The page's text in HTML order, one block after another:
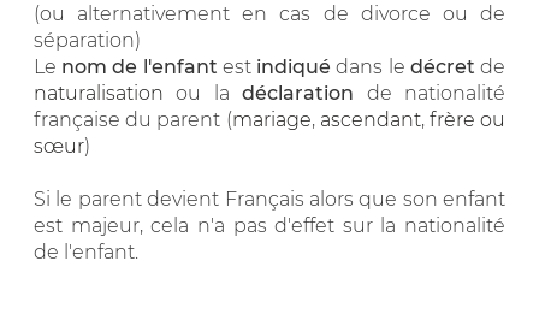
(ou alternativement en cas de divorce ou de
séparation)
Le nom de l'enfant est indiqué dans le décret de
naturalisation ou ladéclaration de nationalité
française du parent (mariage, ascendant, frère ou
sœur)
Si le parent devient Français alors que son enfant
est majeur, cela n'a pas d'effet sur la nationalité
de l'enfant.